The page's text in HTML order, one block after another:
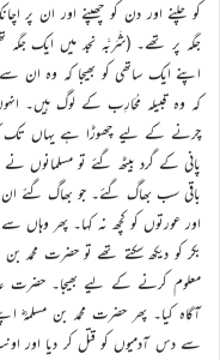
کو چلنے اور دن کو چھپنے اور ان پر
جگہ پر تھے۔ (شَرَبَّہ نجد میں ایک جگہ
اپنے ایک ساتھی کو بھیجا کہ وہ ان
کہ وہ قبیلہ مُحَارِب کے لوگ ہیں۔
چرنے کے لیے چھوڑا ہے یہاں تک
پانی کے گرد بیٹھ گئے تو مسلمانوں
باقی سب بھاگ گئے۔ جو بھاگ گئے ان
اور عورتوں کو کچھ نہ کہا۔ پھر
بکر کو دیکھ سکتے تھے تو حضرت
معلوم کرنے کے لیے بھیجا۔ حضرت
آگاہ کیا۔ پھر حضرت محمد بن مسلمہؓ
سے دس آدمیوں کو قتل کر دیا اور